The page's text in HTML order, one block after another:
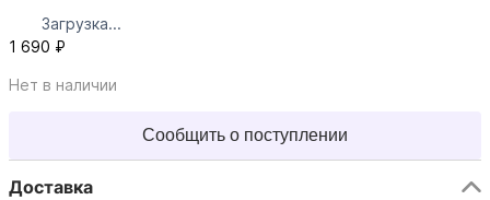
Загрузка...
1 690 ₽
Нет в наличии
Сообщить о поступлении
Доставка